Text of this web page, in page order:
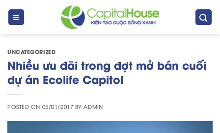
UNCATEGORIZED
Nhiều ưu đãi trong đợt mở bán cuối
dự án Ecolife Capitol
POSTED ON 05/01/2017 BY ADMIN